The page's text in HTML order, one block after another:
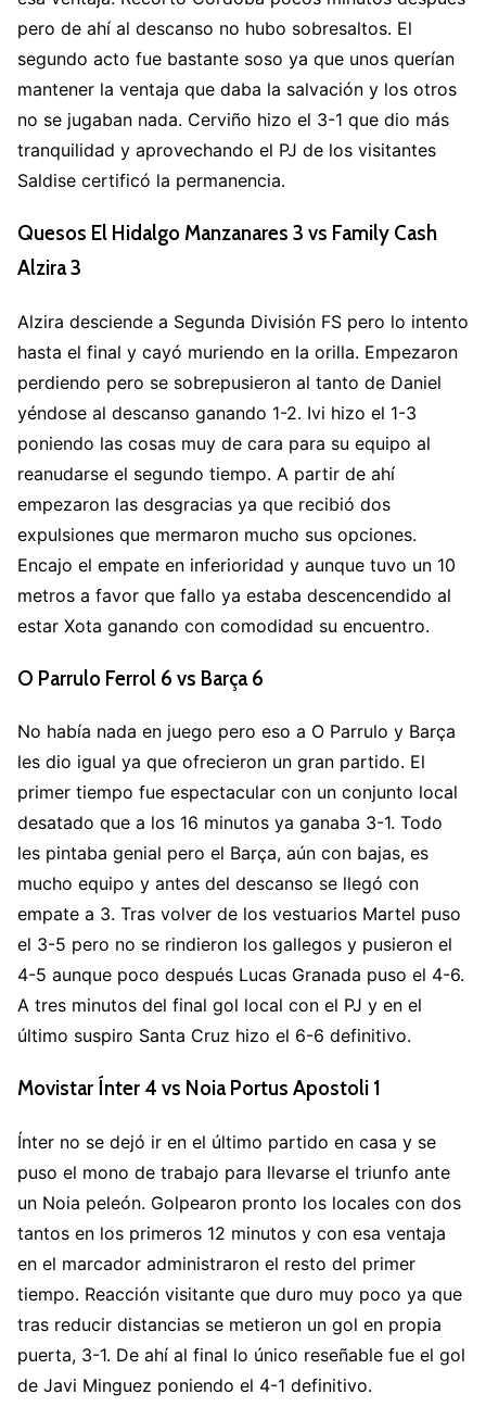
pero de ahí al descanso no hubo sobresaltos. El
segundo acto fue bastante soso ya que unos querían
mantener la ventaja que daba la salvación y los otros
no se jugaban nada. Cerviño hizo el 3-1 que dio más
tranquilidad y aprovechando el PJ de los visitantes
Saldise certificó la permanencia.
Quesos El Hidalgo Manzanares 3 vs Family Cash
Alzira 3
Alzira desciende a Segunda División FS pero lo intento
hasta el final y cayó muriendo en la orilla. Empezaron
perdiendo pero se sobrepusieron al tanto de Daniel
yéndose al descanso ganando 1-2. Ivi hizo el 1-3
poniendo las cosas muy de cara para su equipo al
reanudarse el segundo tiempo. A partir de ahí
empezaron las desgracias ya que recibió dos
expulsiones que mermaron mucho sus opciones.
Encajo el empate en inferioridad y aunque tuvo un 10
metros a favor que fallo ya estaba descencendido al
estar Xota ganando con comodidad su encuentro.
O Parrulo Ferrol 6 vs Barça 6
No había nada en juego pero eso a O Parrulo y Barça
les dio igual ya que ofrecieron un gran partido. El
primer tiempo fue espectacular con un conjunto local
desatado que a los 16 minutos ya ganaba 3-1. Todo
les pintaba genial pero el Barça, aún con bajas, es
mucho equipo y antes del descanso se llegó con
empate a 3. Tras volver de los vestuarios Martel puso
el 3-5 pero no se rindieron los gallegos y pusieron el
4-5 aunque poco después Lucas Granada puso el 4-6.
A tres minutos del final gol local con el PJ y en el
último suspiro Santa Cruz hizo el 6-6 definitivo.
Movistar Ínter 4 vs Noia Portus Apostoli 1
Ínter no se dejó ir en el último partido en casa y se
puso el mono de trabajo para llevarse el triunfo ante
un Noia peleón. Golpearon pronto los locales con dos
tantos en los primeros 12 minutos y con esa ventaja
en el marcador administraron el resto del primer
tiempo. Reacción visitante que duro muy poco ya que
tras reducir distancias se metieron un gol en propia
puerta, 3-1. De ahí al final lo único reseñable fue el gol
de Javi Minguez poniendo el 4-1 definitivo.